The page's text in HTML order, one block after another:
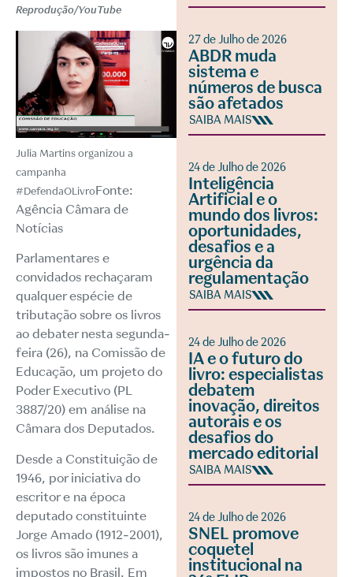
Reprodução/YouTube
Julia Martins organizou a
campanha
#DefendaOLivroFonte:
Agência Câmara de
Notícias
Parlamentares e
convidados rechaçaram
qualquer espécie de
tributação sobre os livros
ao debater nesta segunda-
feira (26), na Comissão de
Educação, um projeto do
Poder Executivo (PL
3887/20) em análise na
Câmara dos Deputados.
Desde a Constituição de
1946, por iniciativa do
escritor e na época
deputado constituinte
Jorge Amado (1912-2001),
os livros são imunes a
impostos no Brasil. Em
27 de Julho de 2026
ABDR muda
sistema e
números de busca
são afetados
SAIBA MAIS
24 de Julho de 2026
Inteligência
Artificial e o
mundo dos livros:
oportunidades,
desafios e a
urgência da
regulamentação
SAIBA MAIS
24 de Julho de 2026
IA e o futuro do
livro: especialistas
debatem
inovação, direitos
autorais e os
desafios do
mercado editorial
SAIBA MAIS
24 de Julho de 2026
SNEL promove
coquetel
institucional na